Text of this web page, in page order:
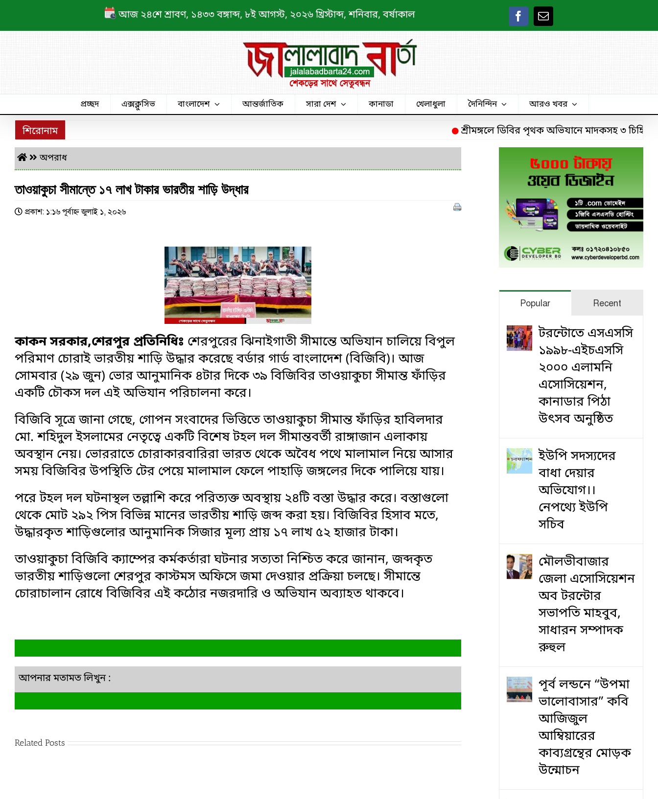
আজ ২৪শে শ্রাবণ, ১৪৩৩ বঙ্গাব্দ, ৮ই আগস্ট, ২০২৬ খ্রিস্টাব্দ, শনিবার, বর্ষাকাল
প্রচ্ছদ এক্সক্লুসিভ বাংলাদেশ আন্তর্জাতিক সারা দেশ কানাডা খেলাধুলা দৈনিন্দিন আরও খবর
শিরোনাম শ্রীমঙ্গলে ডিবির পৃথক অভিযানে মাদকসহ ৩ চিহ্নিত
অপরাধ
তাওয়াকুচা সীমান্তে ১৭ লাখ টাকার ভারতীয় শাড়ি উদ্ধার
প্রকাশ: ১:১৬ পূর্বাহ্ণ জুলাই ১, ২০২৬
কাকন সরকার,শেরপুর প্রতিনিধিঃ শেরপুরের ঝিনাইগাতী সীমান্তে অভিযান চালিয়ে বিপুল
পরিমাণ চোরাই ভারতীয় শাড়ি উদ্ধার করেছে বর্ডার গার্ড বাংলাদেশ (বিজিবি)। আজ
সোমবার (২৯ জুন) ভোর আনুমানিক ৪টার দিকে ৩৯ বিজিবির তাওয়াকুচা সীমান্ত ফাঁড়ির
একটি চৌকস দল এই অভিযান পরিচালনা করে।
বিজিবি সূত্রে জানা গেছে, গোপন সংবাদের ভিত্তিতে তাওয়াকুচা সীমান্ত ফাঁড়ির হাবিলদার
মো. শহিদুল ইসলামের নেতৃত্বে একটি বিশেষ টহল দল সীমান্তবর্তী রাঙ্গাজান এলাকায়
অবস্থান নেয়। ভোররাতে চোরাকারবারিরা ভারত থেকে অবৈধ পথে মালামাল নিয়ে আসার
সময় বিজিবির উপস্থিতি টের পেয়ে মালামাল ফেলে পাহাড়ি জঙ্গলের দিকে পালিয়ে যায়।
পরে টহল দল ঘটনাস্থল তল্লাশি করে পরিত্যক্ত অবস্থায় ২৪টি বস্তা উদ্ধার করে। বস্তাগুলো
থেকে মোট ২৯২ পিস বিভিন্ন মানের ভারতীয় শাড়ি জব্দ করা হয়। বিজিবির হিসাব মতে,
উদ্ধারকৃত শাড়িগুলোর আনুমানিক সিজার মূল্য প্রায় ১৭ লাখ ৫২ হাজার টাকা।
তাওয়াকুচা বিজিবি ক্যাম্পের কর্মকর্তারা ঘটনার সত্যতা নিশ্চিত করে জানান, জব্দকৃত
ভারতীয় শাড়িগুলো শেরপুর কাস্টমস অফিসে জমা দেওয়ার প্রক্রিয়া চলছে। সীমান্তে
চোরাচালান রোধে বিজিবির এই কঠোর নজরদারি ও অভিযান অব্যাহত থাকবে।
আপনার মতামত লিখুন :
Related Posts
Popular Recent
টরন্টোতে এসএসসি
১৯৯৮-এইচএসসি
২০০০ এলামনি
এসোসিয়েশন,
কানাডার পিঠা
উৎসব অনুষ্ঠিত
ইউপি সদস্যদের
বাধা দেয়ার
অভিযোগ।।
নেপথ্যে ইউপি
সচিব
মৌলভীবাজার
জেলা এসোসিয়েশন
অব টরন্টোর
সভাপতি মাহবুব,
সাধারন সম্পাদক
রুহুল
পূর্ব লন্ডনে “উপমা
ভালোবাসার” কবি
আজিজুল
আম্বিয়ারের
কাব্যগ্রন্থের মোড়ক
উন্মোচন